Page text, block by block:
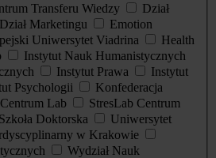
Transferu Wiedzy
Dział
Dział Marketingu
Emotion
Uniwersytet Viadrina
Health
Instytut Nauk Humanistycznych
Instytut Prawa
Instytut
Psychologii
Konfederacja
Lab
StresLab Centrum
Szkoła Doktorska
Uniwersytet
w Krakowie
Wydział Nauk